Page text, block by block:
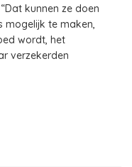
kunnen ze doen
mogelijk te maken,
wordt, het
verzekerden